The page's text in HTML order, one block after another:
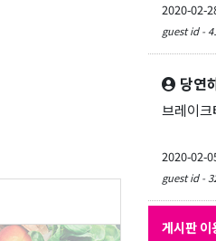
2020-02-
guest id -
당연
브레이크
2020-02-
guest id -
게시판 이